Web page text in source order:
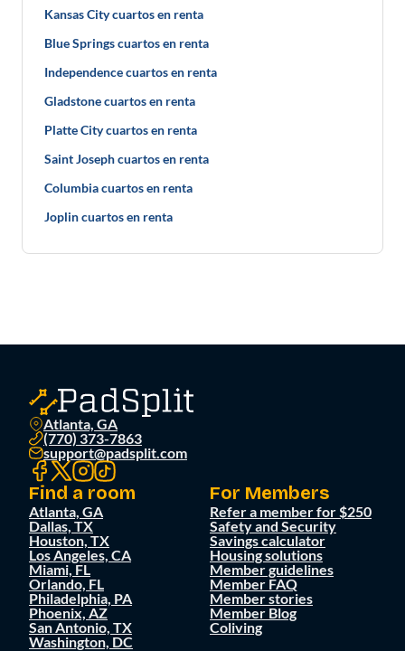
Kansas City cuartos en renta
Blue Springs cuartos en renta
Independence cuartos en renta
Gladstone cuartos en renta
Platte City cuartos en renta
Saint Joseph cuartos en renta
Columbia cuartos en renta
Joplin cuartos en renta
Atlanta, GA
(770) 373-7863
support@padsplit.com
Find a room
Atlanta, GA
Dallas, TX
Houston, TX
Los Angeles, CA
Miami, FL
Orlando, FL
Philadelphia, PA
Phoenix, AZ
San Antonio, TX
Washington, DC
For Members
Refer a member for $250
Safety and Security
Savings calculator
Housing solutions
Member guidelines
Member FAQ
Member stories
Member Blog
Coliving